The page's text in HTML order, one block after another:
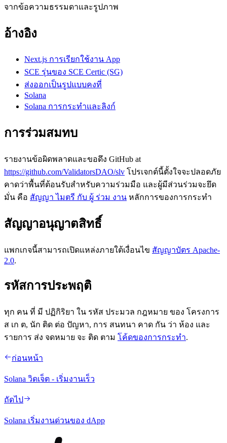
จากข้อความธรรมดาและรูปภาพ
อ้างอิง
Next.js การเรียกใช้งาน App
SCE รุ่นของ SCE Certic (SG)
ส่งออกเป็นรูปแบบคงที่
Solana
Solana การกระทําและลิงก์
การร่วมสมทบ
รายงานข้อผิดพลาดและขอดึง GitHub at
https://github.com/ValidatorsDAO/slv โปรเจกต์นี้ตั้งใจจะปลอดภัย
คาดว่าพื้นที่ต้อนรับสําหรับความร่วมมือ และผู้มีส่วนร่วมจะยึด
มั่น คือ สัญญา ไมตรี กับ ผู้ ร่วม งาน หลักการของการกระทํา
สัญญาอนุญาตสิทธิ์
แพกเกจนี้สามารถเปิดแหล่งภายใต้เงื่อนไข สัญญาบัตร Apache-
2.0.
รหัสการประพฤติ
ทุก คน ที่ มี ปฏิกิริยา ใน รหัส ประมวล กฎหมาย ของ โครงการ
ส เก ต, นัก ติด ต่อ ปัญหา, การ สนทนา คาด กัน ว่า ห้อง และ
รายการ ส่ง จดหมาย จะ ติด ตาม โค้ดของการกระทํา.
ก่อนหน้า
Solana วิดเจ็ต - เริ่มงานเร็ว
ถัดไป
Solana เริ่มงานด่วนของ dApp